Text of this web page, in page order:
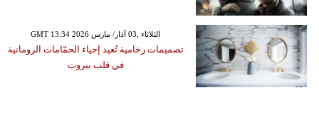
GMT 13:34 2026 الثلاثاء ,03 آذار/ مارس
تصميمات رخامية تُعيد إحياء الحمّامات الرومانية
في قلب بيروت